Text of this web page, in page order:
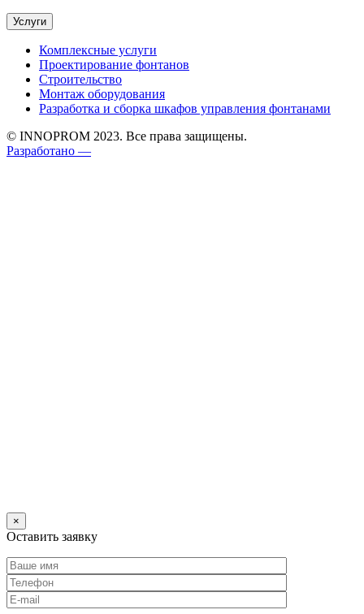
Услуги
Комплексные услуги
Проектирование фонтанов
Строительство
Монтаж оборудования
Разработка и сборка шкафов управления фонтанами
© INNOPROM 2023. Все права защищены.
Разработано —
×
Оставить заявку